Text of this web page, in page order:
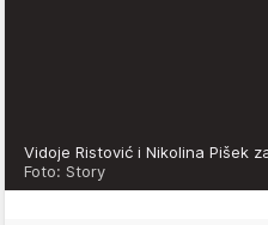
Vidoje Ristović i Nikolina Pišek
Foto: Story